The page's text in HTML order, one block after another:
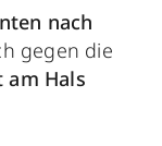
nach
gegen die
am Hals